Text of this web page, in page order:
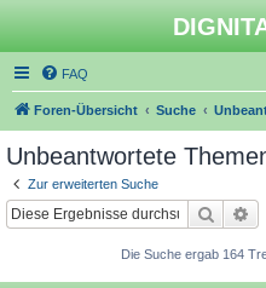
FAQ
Foren-Übersicht Suche
Unbeantwortete
Zur erweiterten Suche
Suche
Die Suche ergab 164